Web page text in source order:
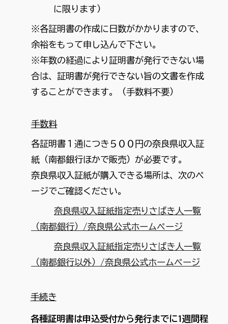
に限ります）
※各証明書の作成に日数がかかりますので、
余裕をもって申し込んで下さい。
※年数の経過により証明書が発行できない場
合は、証明書が発行できない旨の文書を作成
することができます。（手数料不要）
手数料
各証明書１通につき５００円の奈良県収入証
紙（南都銀行ほかで販売）が必要です。
奈良県収入証紙が購入できる場所は、次のペ
ージでご確認ください。
奈良県収入証紙指定売りさばき人一覧
（南都銀行）/奈良県公式ホームページ
奈良県収入証紙指定売りさばき人一覧
（南都銀行以外）/奈良県公式ホームページ
手続き
各種証明書は申込受付から発行までに1週間程